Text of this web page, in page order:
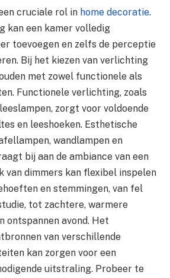
cruciale rol in home decoratie.
kan een kamer volledig
toevoegen en zelfs de perceptie
Bij het kiezen van verlichting
met zowel functionele als
Functionele verlichting, zoals
zorgt voor voldoende
en leeshoeken. Esthetische
wandlampen en
bij aan de ambiance van een
van dimmers kan flexibel inspelen
en stemmingen, van fel
tot zachtere, warmere
ontspannen avond. Het
van verschillende
kan zorgen voor een
uitstraling. Probeer te